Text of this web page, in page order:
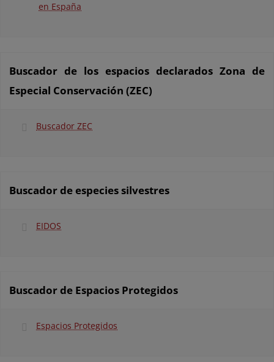
en España
Buscador de los espacios declarados Zona de
Especial Conservación (ZEC)
Buscador ZEC
Buscador de especies silvestres
EIDOS
Buscador de Espacios Protegidos
Espacios Protegidos